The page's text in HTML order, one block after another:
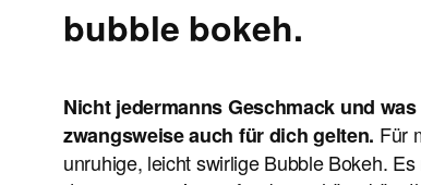
bubble bokeh.
Nicht jedermanns Geschmack und
zwangsweise auch für dich gelten. Für
unruhige, leicht swirlige Bubble Bokeh.